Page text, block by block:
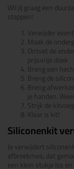
Wil jij graag een
stappen!
Verwijder
Maak de
Ontvet de
prijsvrije doek
Breng een
Breng de
Breng
je handen.
Strijk de
Klaar is kit!
Siliconenkit
Je verwijdert
afbreekmes, dat
een klein stukje los